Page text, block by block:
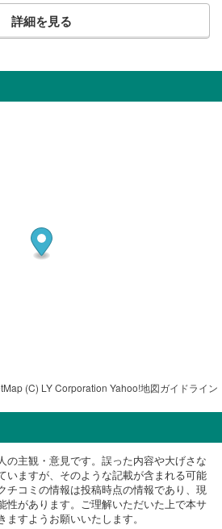
詳細を見る
(C) LY Corporation Yahoo!地図ガイドライン
の主観・意見です。誤った内容や大げさな
いますが、そのような記載が含まれる可能
チコミの情報は投稿時点の情報であり、現
性があります。ご理解いただいた上で本サ
すようお願いいたします。